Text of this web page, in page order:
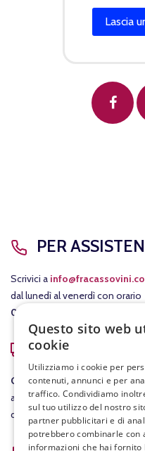
Lascia
PER
Scrivici a
dal lunedì al venerdì con orario
08:00-12:30
COSTI DI
GRATISper le consegne in
altrimenti il costo della
dall'Italia ti invieremo un
Questo sito web
cookie
Utilizziamo i cookie per
contenuti, annunci e per
traffico. Condividiamo
sul tuo utilizzo del nostro
partner pubblicitari e di
potrebbero combinarle con
informazioni che hai fornito